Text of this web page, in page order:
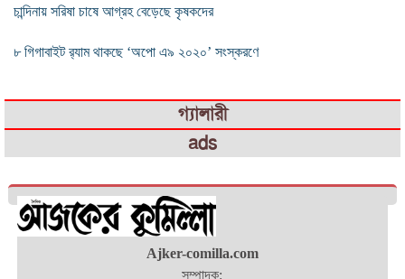
চান্দিনায় সরিষা চাষে আগ্রহ বেড়েছে কৃষকদের
৮ গিগাবাইট র‌্যাম থাকছে ‘অপো এ৯ ২০২০’ সংস্করণে
গ্যালারী
ads
Ajker-comilla.com
সম্পাদক: